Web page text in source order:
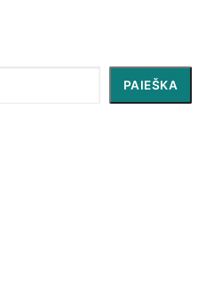
PAIEŠKA